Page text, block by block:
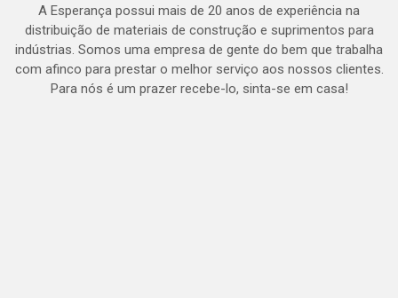
A Esperança possui mais de 20 anos de experiência na
distribuição de materiais de construção e suprimentos para
indústrias. Somos uma empresa de gente do bem que trabalha
com afinco para prestar o melhor serviço aos nossos clientes.
Para nós é um prazer recebe-lo, sinta-se em casa!